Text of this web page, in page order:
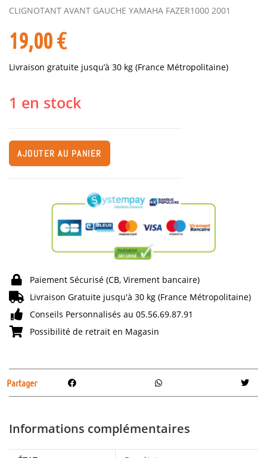
CLIGNOTANT AVANT GAUCHE YAMAHA FAZER1000 2001
19,00€
Livraison gratuite jusqu’à 30 kg (France Métropolitaine)
1 en stock
AJOUTER AU PANIER
Paiement Sécurisé (CB, Virement bancaire)
Livraison Gratuite jusqu'à 30 kg (France Métropolitaine)
Conseils Personnalisés au 05.56.69.87.91
Possibilité de retrait en Magasin
Partager
Informations complémentaires